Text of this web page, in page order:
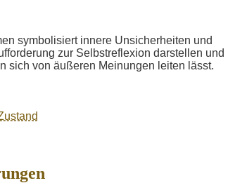
symbolisiert innere Unsicherheiten und
zur Selbstreflexion darstellen und
sich von äußeren Meinungen leiten lässt.